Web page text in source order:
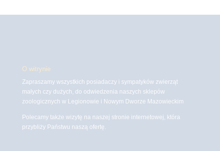
O witrynie
Zapraszamy wszystkich posiadaczy i sympatyków zwierząt
małych czy dużych, do odwiedzenia naszych sklepów
zoologicznych w Legionowie i Nowym Dworze Mazowieckim
Polecamy także wizytę na naszej stronie internetowej, która
przybliży Państwu naszą ofertę.